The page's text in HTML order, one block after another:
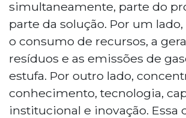
simultaneamente, parte do
parte da solução. Por um
o consumo de recursos, a
resíduos e as emissões de
estufa. Por outro lado,
conhecimento, tecnologia,
institucional e inovação. Essa